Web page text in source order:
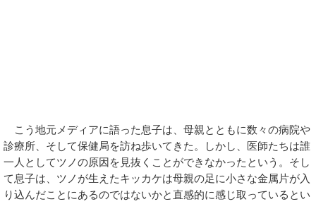
こう地元メディアに語った息子は、母親とともに数々の病院や
診療所、そして保健局を訪ね歩いてきた。しかし、医師たちは誰
一人としてツノの原因を見抜くことができなかったという。そし
て息子は、ツノが生えたキッカケは母親の足に小さな金属片が入
り込んだことにあるのではないかと直感的に感じ取っているとい